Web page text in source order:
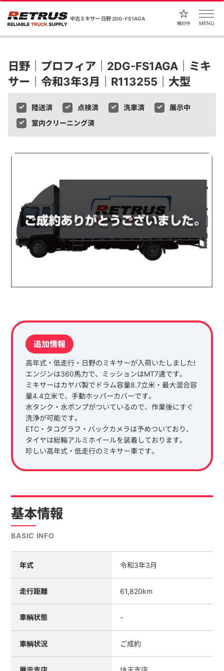
中古ミキサー 日野 2DG-FS1AGA
検討中 MENU
日野｜プロフィア｜2DG-FS1AGA｜ミキ
サー｜令和3年3月｜R113255｜大型
陸送済 点検済 洗車済
展示中
室内クリーニング済
追加情報
高年式・低走行・日野のミキサーが入荷いたしました!
エンジンは360馬力で、ミッションはMT7速です。
ミキサーはカヤバ製でドラム容量8.7立米・最大混合容
量4.4立米で、手動ホッパーカバーです。
水タンク・水ポンプがついているので、作業後にすぐ
洗浄が可能です。
ETC・タコグラフ・バックカメラは予めついており、
タイヤは総輪アルミホイールを装着しております。
珍しい高年式・低走行のミキサー車です。
基本情報
BASIC INFO
年式 令和3年3月
走行距離 61,820km
車輌状態 -
車輌状況 ご成約